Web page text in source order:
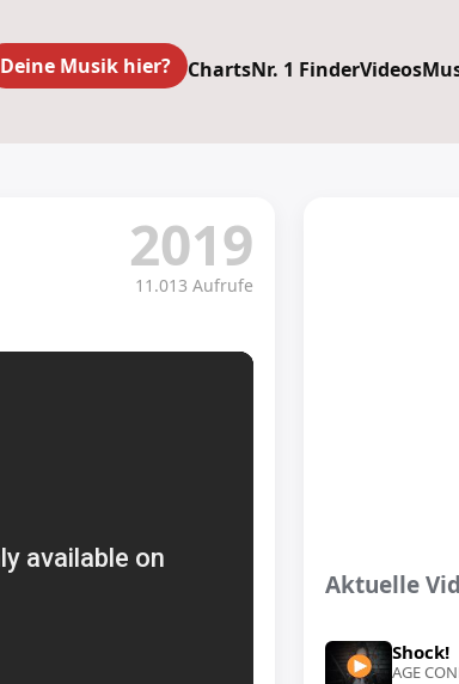
Deine Musik hier? ChartsNr. 1 FinderVideos
2019
11.013 Aufrufe
Aktuelle
Shock!
AGE